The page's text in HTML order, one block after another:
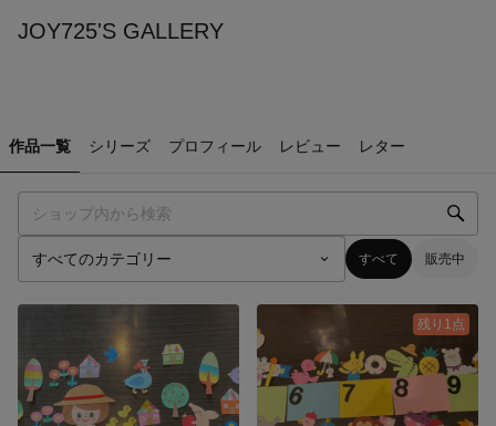
JOY725'S GALLERY
作品一覧 シリーズ プロフィール レビュー レター
すべて 販売中
残り1点